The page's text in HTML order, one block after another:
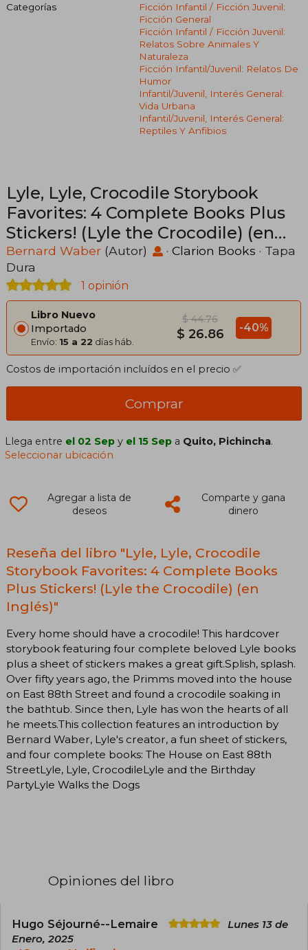
Categorías
Ficción Infantil / Ficción Juvenil:
Ficción General
Ficción Infantil / Ficción Juvenil:
Relatos Sobre Animales Y
Naturaleza
Ficción Infantil/juvenil: Relatos De
Humor
Infantil/juvenil, Interés General:
Vida Urbana
Infantil/juvenil, Interés General:
Reptiles Y Anfibios
Lyle, Lyle, Crocodile Storybook
Favorites: 4 Complete Books Plus
Stickers! (Lyle the Crocodile) (en
Inglés)
Bernard Waber (Autor) · Clarion Books · Tapa
Dura
1 opinión
Libro Nuevo
Importado
Envío: 15 a 22 días háb.
$ 44.76
$ 26.86 -40%
Costos de importación incluídos en el precio ✅
Comprar
Llega entre el 02 Sep y el 15 Sep a Quito, Pichincha.
Seleccionar ubicación
Agregar a lista de
deseos
Comparte y gana
dinero
Reseña del libro "Lyle, Lyle, Crocodile
Storybook Favorites: 4 Complete Books
Plus Stickers! (Lyle the Crocodile) (en
Inglés)"
Every home should have a crocodile! This hardcover
storybook featuring four complete beloved Lyle books
plus a sheet of stickers makes a great gift.Splish, splash.
Over fifty years ago, the Primms moved into the house
on East 88th Street and found a crocodile soaking in
the bathtub. Since then, Lyle has won the hearts of all
he meets.This collection features an introduction by
Bernard Waber, Lyle's creator, a fun sheet of stickers,
and four complete books: The House on East 88th
StreetLyle, Lyle, CrocodileLyle and the Birthday
PartyLyle Walks the Dogs
Opiniones del libro
Hugo Séjourné--Lemaire
Lunes 13 de
Enero, 2025